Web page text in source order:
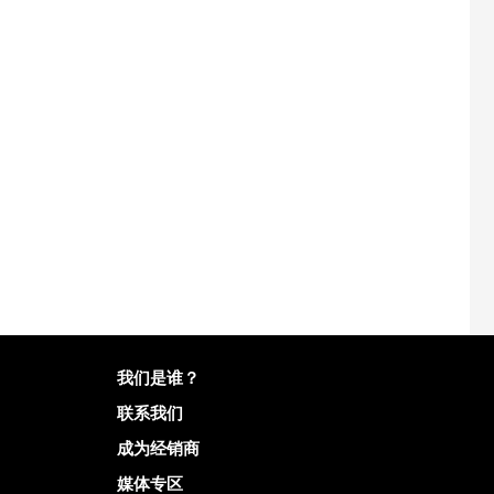
有关Mailo的更多信息
我们是谁？
联系我们
成为经销商
媒体专区